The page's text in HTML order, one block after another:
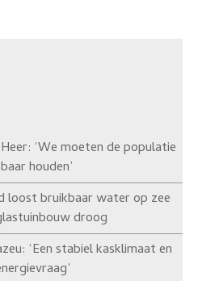
‘We moeten de populatie
houden’
loost bruikbaar water op zee
droog
‘Een stabiel kasklimaat en